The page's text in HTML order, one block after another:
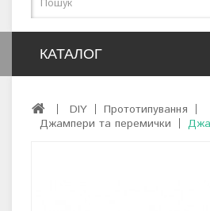
КАТАЛОГ
DIY
Прототипування
Джампери та перемички